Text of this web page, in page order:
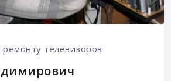
телевизоров